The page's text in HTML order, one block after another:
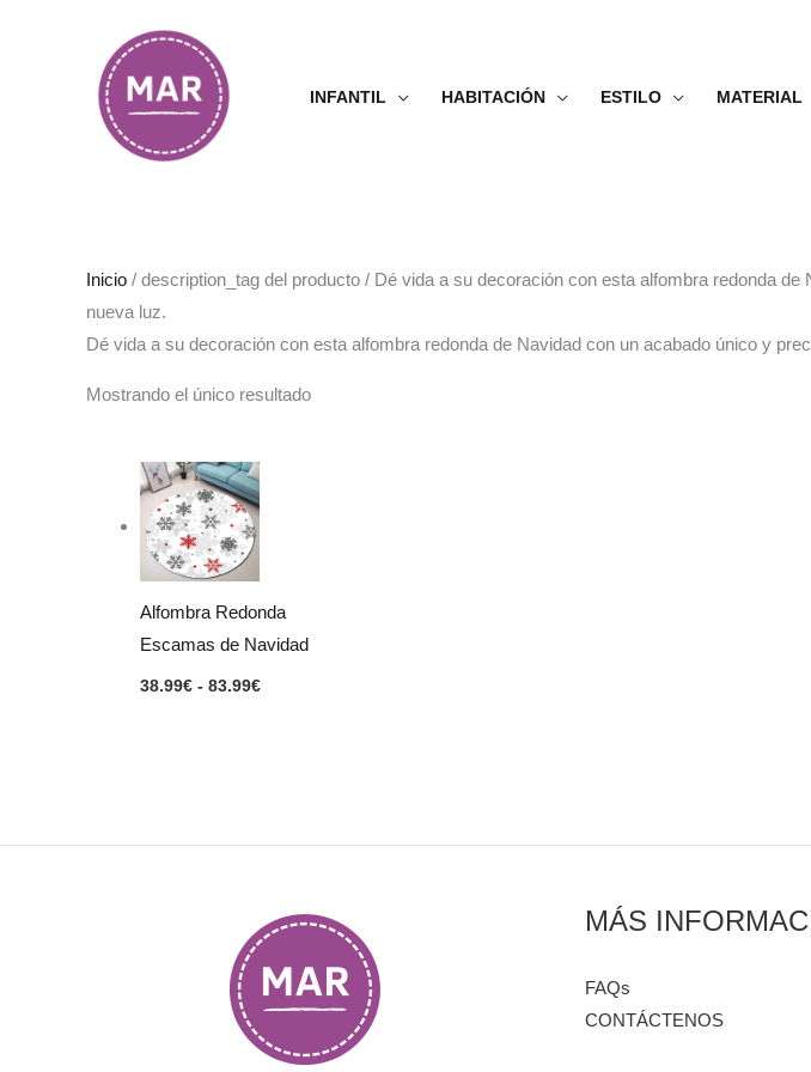
INFANTIL HABITACIÓN ESTILO MATERIAL
Inicio / description_tag del producto / Dé vida a su decoración con esta alfombra redonda
nueva luz.
Dé vida a su decoración con esta alfombra redonda de Navidad con un acabado único y
Mostrando el único resultado
Alfombra Redonda
Escamas de Navidad
38.99€ - 83.99€
MÁS
FAQs
CONTÁCTENOS